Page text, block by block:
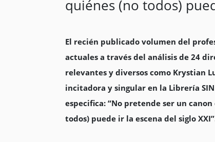
quiénes (no todos)
El recién publicado volumen del
actuales a través del análisis de 24
relevantes y diversos como Krystian
incitadora y singular en la Librería
especifica: “No pretende ser un
todos) puede ir la escena del siglo